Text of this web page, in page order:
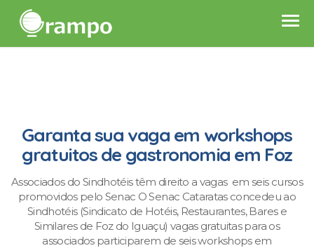
Garanta sua vaga em workshops
gratuitos de gastronomia em Foz
Associados do Sindhotéis têm direito a vagas em seis cursos
promovidos pelo Senac O Senac Cataratas concedeu ao
Sindhotéis (Sindicato de Hotéis, Restaurantes, Bares e
Similares de Foz do Iguaçu) vagas gratuitas para os
associados participarem de seis workshops em